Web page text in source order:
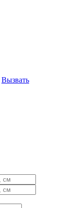
Вызвать